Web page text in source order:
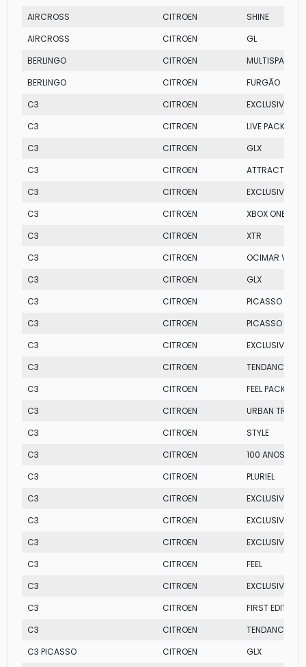
AIRCROSS
CITROEN
SHINE
AIRCROSS
CITROEN
GL
BERLINGO
CITROEN
MULTISPACE
BERLINGO
CITROEN
FURGÃO
C3
CITROEN
EXCLUSIVE
C3
CITROEN
LIVE PACK
C3
CITROEN
GLX
C3
CITROEN
ATTRACTION
C3
CITROEN
EXCLUSIVE
C3
CITROEN
XBOX ONE
C3
CITROEN
XTR
C3
CITROEN
OCIMAR
C3
CITROEN
GLX
C3
CITROEN
PICASSO GL
C3
CITROEN
PICASSO GLX
C3
CITROEN
EXCLUSIVE MT
C3
CITROEN
TENDANCE
C3
CITROEN
FEEL PACK
C3
CITROEN
URBAN TRAIL
C3
CITROEN
STYLE
C3
CITROEN
100 ANOS
C3
CITROEN
PLURIEL
C3
CITROEN
EXCLUSIVE
C3
CITROEN
EXCLUSIVE
C3
CITROEN
EXCLUSIVE
C3
CITROEN
FEEL
C3
CITROEN
EXCLUSIVE OV
C3
CITROEN
FIRST EDITION
C3
CITROEN
TENDANCE
C3 PICASSO
CITROEN GLX